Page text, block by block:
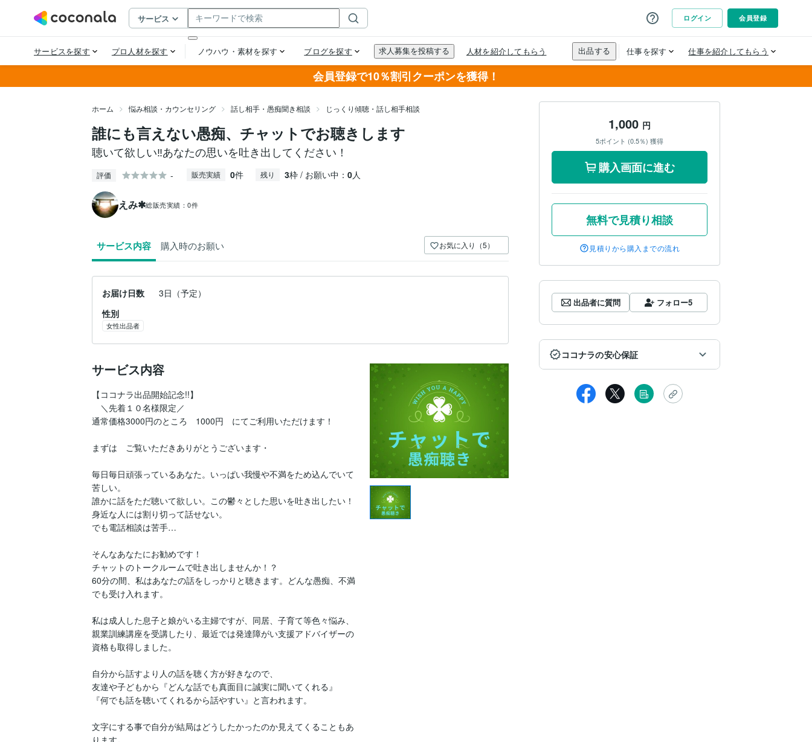
会員登録で10％割引クーポンを獲得！
ホーム 悩み相談・カウンセリング 話し相手・愚痴聞き相談 じっくり傾聴・話し相手相談
誰にも言えない愚痴、チャットでお聴きします
聴いて欲しい‼あなたの思いを吐き出してください！
評価 - 販売実績 0件 残り 3枠 / お願い中： 0人
えみ✱総販売実績：0件
サービス内容 購入時のお願い お気に入り（5）
お届け日数
3日（予定）
性別
女性出品者
サービス内容
【ココナラ出品開始記念!!】
＼先着１０名様限定／
通常価格3000円のところ　1000円　にてご利用いただけます！
まずは　ご覧いただきありがとうございます・
毎日毎日頑張っているあなた。いっぱい我慢や不満をため込んでいて
苦しい。
誰かに話をただ聴いて欲しい。この鬱々とした思いを吐き出したい！
身近な人には割り切って話せない。
でも電話相談は苦手…
そんなあなたにお勧めです！
チャットのトークルームで吐き出しませんか！？
60分の間、私はあなたの話をしっかりと聴きます。どんな愚痴、不満
でも受け入れます。
私は成人した息子と娘がいる主婦ですが、同居、子育て等色々悩み、
親業訓練講座を受講したり、最近では発達障がい支援アドバイザーの
資格も取得しました。
自分から話すより人の話を聴く方が好きなので、
友達や子どもから『どんな話でも真面目に誠実に聞いてくれる』
『何でも話を聴いてくれるから話やすい』と言われます。
文字にする事で自分が結局はどうしたかったのか見えてくることもあ
ります。
1,000 円
5ポイント (0.5％) 獲得
購入画面に進む
無料で見積り相談
見積りから購入までの流れ
出品者に質問 フォロー5
ココナラの安心保証